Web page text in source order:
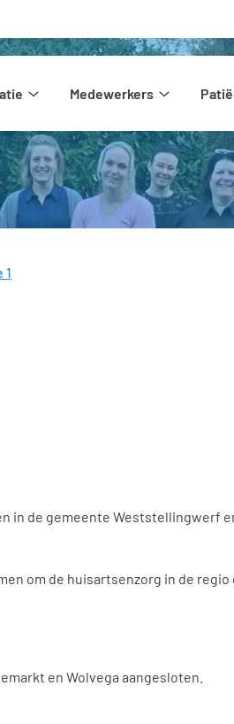
Medewerkers
1
de gemeente Weststellingwerf
om de huisartsenzorg in de
en Wolvega aangesloten.